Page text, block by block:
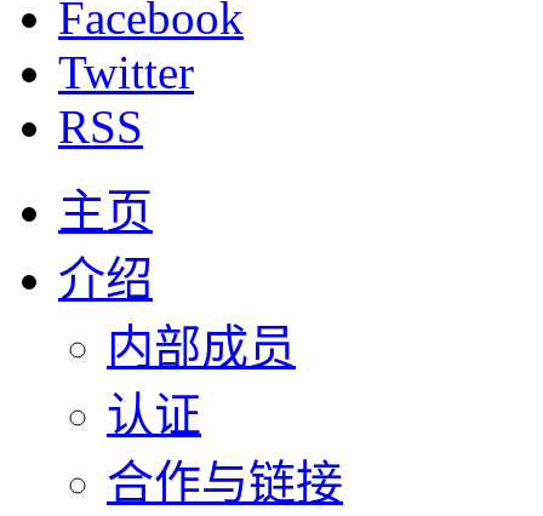
Facebook
Twitter
RSS
主页
介绍
内部成员
认证
合作与链接